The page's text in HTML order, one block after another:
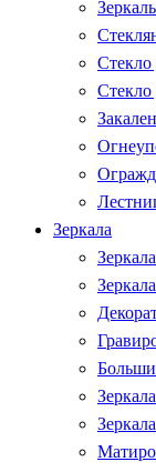
Стекло
Зеркала